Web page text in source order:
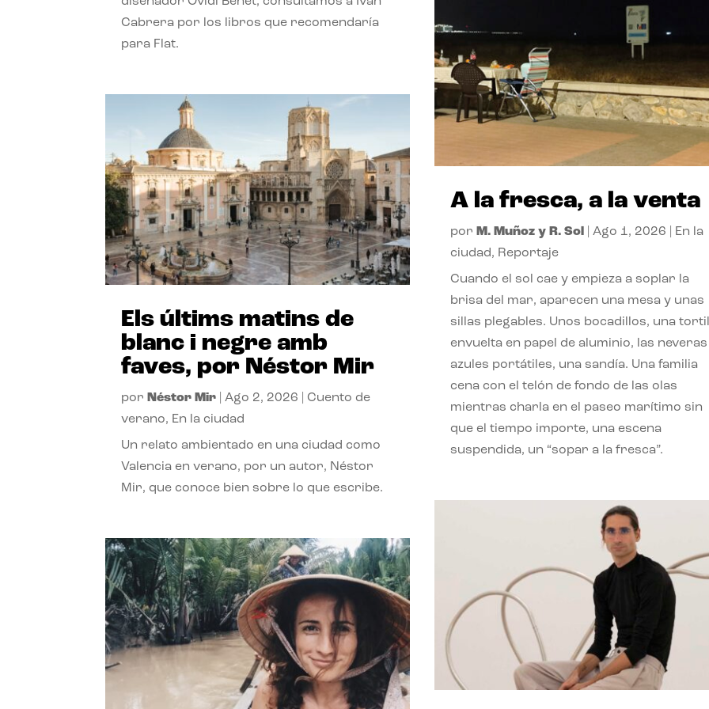
Cabrera por los libros que recomendaría
para Flat.
Els últims matins de
blanc i negre amb
faves, por Néstor Mir
por Néstor Mir |Ago 2, 2026 |Cuento de
verano, En la ciudad
Un relato ambientado en una ciudad como
Valencia en verano, por un autor, Néstor
Mir, que conoce bien sobre lo que escribe.
A la fresca, a la venta
por M. Muñoz y R. Sol Ago 1, 2026
En la
ciudad, Reportaje
Cuando el sol cae y empieza a soplar la
brisa del mar, aparecen una mesa y unas
sillas plegables. Unos bocadillos, una
envuelta en papel de aluminio, las neveras
azules portátiles, una sandía. Una familia
cena con el telón de fondo de las olas
mientras charla en el paseo marítimo sin
que el tiempo importe, una escena
suspendida, un “sopar a la fresca”.